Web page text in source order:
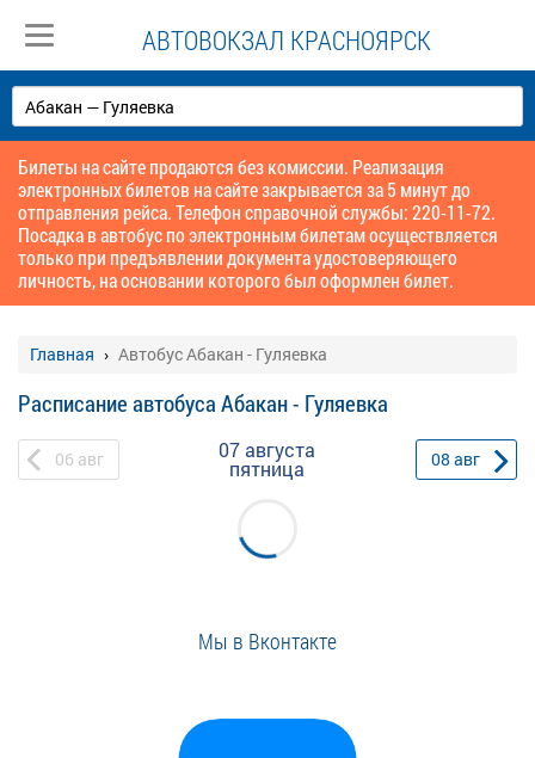
АВТОВОКЗАЛ КРАСНОЯРСК
Билеты на сайте продаются без комиссии. Реализация
электронных билетов на сайте закрывается за 5 минут до
отправления рейса. Телефон справочной службы: 220-11-72.
Посадка в автобус по электронным билетам осуществляется
только при предъявлении документа удостоверяющего
личность, на основании которого был оформлен билет.
Главная Автобус Абакан - Гуляевка
Расписание автобуса Абакан - Гуляевка
06 авг 07 августа
пятница 08 авг
Мы в Вконтакте